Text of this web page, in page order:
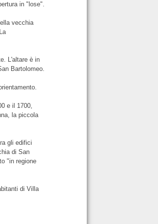
in "lose".
vecchia
L'altare è in
Bartolomeo.
e il 1700,
la piccola
gli edifici
di San
"in regione
di Villa